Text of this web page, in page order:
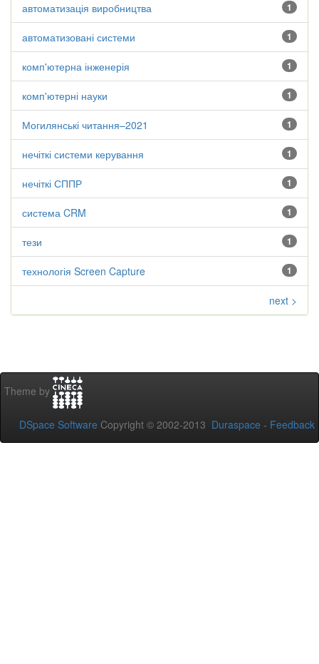
1
автоматизація виробництва
1
автоматизовані системи
1
комп'ютерна інженерія
1
комп'ютерні науки
1
Могилянські читання–2021
1
нечіткі системи керування
1
нечіткі СППР
1
система CRM
1
тези
1
технологія Screen Capture
next >
Theme by
DSpace Software Copyright © 2002-2013 Duraspace - Feedback